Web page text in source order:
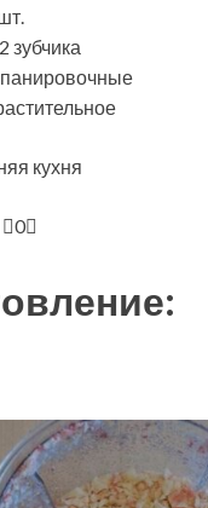
зубчика
кухня
0